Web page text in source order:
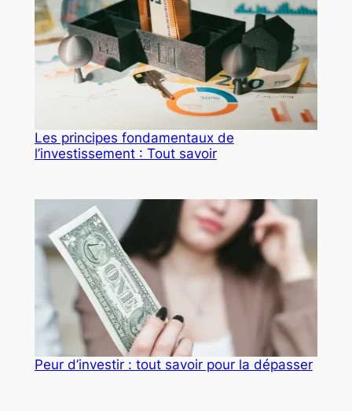
Les principes fondamentaux de
l’investissement : Tout savoir
Peur d’investir : tout savoir pour la dépasser